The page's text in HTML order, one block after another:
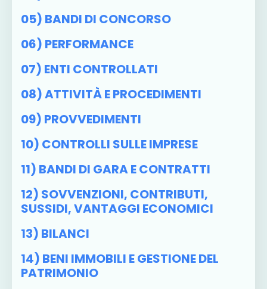
05) BANDI DI CONCORSO
06) PERFORMANCE
07) ENTI CONTROLLATI
08) ATTIVITÀ E PROCEDIMENTI
09) PROVVEDIMENTI
10) CONTROLLI SULLE IMPRESE
11) BANDI DI GARA E CONTRATTI
12) SOVVENZIONI, CONTRIBUTI,
SUSSIDI, VANTAGGI ECONOMICI
13) BILANCI
14) BENI IMMOBILI E GESTIONE DEL
PATRIMONIO